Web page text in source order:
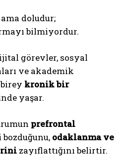
doludur;
bilmiyordur.
görevler, sosyal
ve akademik
kronik bir
yaşar.
prefrontal
odaklanma ve
zayıflattığını belirtir.